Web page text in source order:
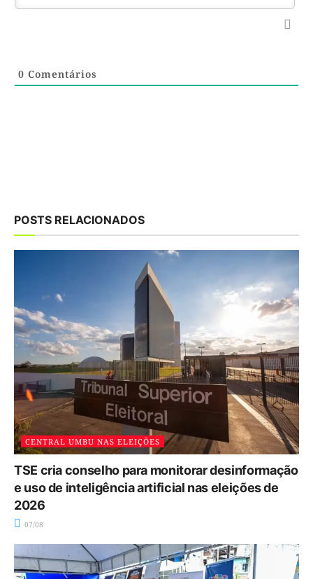
0 Comentários
POSTS RELACIONADOS
CENTRAL UMBU NAS ELEIÇÕES
TSE cria conselho para monitorar desinformação
e uso de inteligência artificial nas eleições de
2026
07/08